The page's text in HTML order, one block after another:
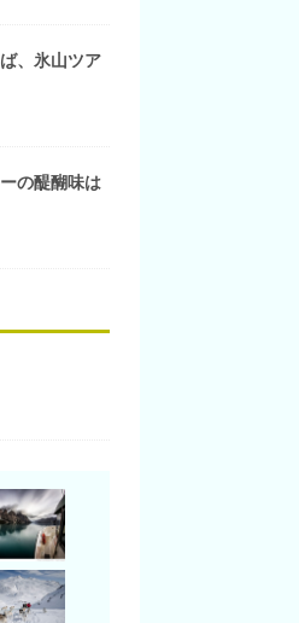
、氷山ツア
の醍醐味は